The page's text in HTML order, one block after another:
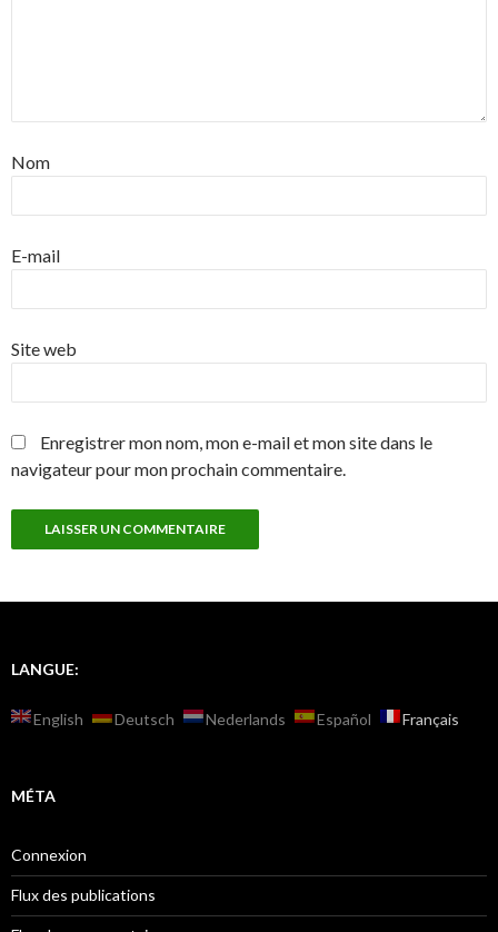
Nom
E-mail
Site web
Enregistrer mon nom, mon e-mail et mon site dans le
navigateur pour mon prochain commentaire.
LANGUE:
English Deutsch Nederlands Español Français
MÉTA
Connexion
Flux des publications